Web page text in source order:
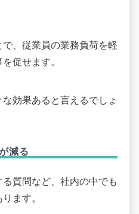
、従業員の業務負荷を軽
促せます。
効果あると言えるでしょ
減る
質問など、社内の中でも
ます。